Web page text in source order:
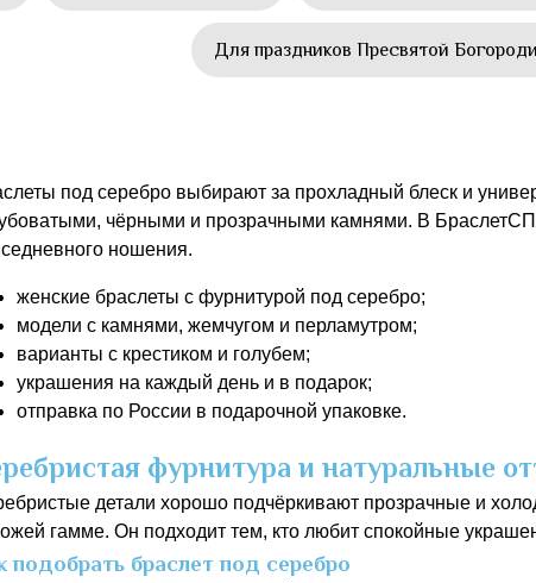
Для праздников Пресвятой
под серебро выбирают за прохладный блеск и
чёрными и прозрачными камнями. В
ношения.
женские браслеты с фурнитурой под серебро;
модели с камнями, жемчугом и перламутром;
варианты с крестиком и голубем;
украшения на каждый день и в подарок;
отправка по России в подарочной упаковке.
фурнитура и натуральные
детали хорошо подчёркивают прозрачные и
гамме. Он подходит тем, кто любит спокойные
подобрать браслет под серебро